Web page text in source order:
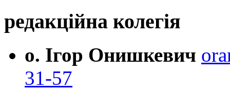
редакційна колегія
о. Ігор Онишкевич
31-57